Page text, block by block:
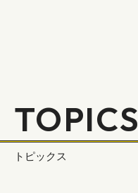
TOPICS
トピックス